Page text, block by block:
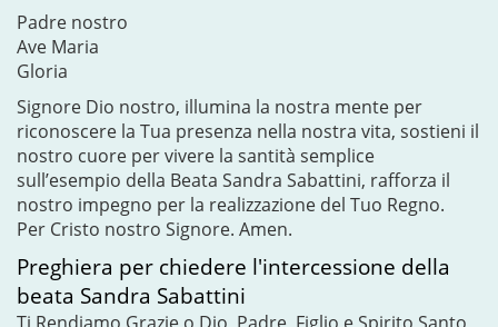
Padre nostro
Ave Maria
Gloria
Signore Dio nostro, illumina la nostra mente per
riconoscere la Tua presenza nella nostra vita, sostieni il
nostro cuore per vivere la santità semplice
sull’esempio della Beata Sandra Sabattini, rafforza il
nostro impegno per la realizzazione del Tuo Regno.
Per Cristo nostro Signore. Amen.
Preghiera per chiedere l'intercessione della
beata Sandra Sabattini